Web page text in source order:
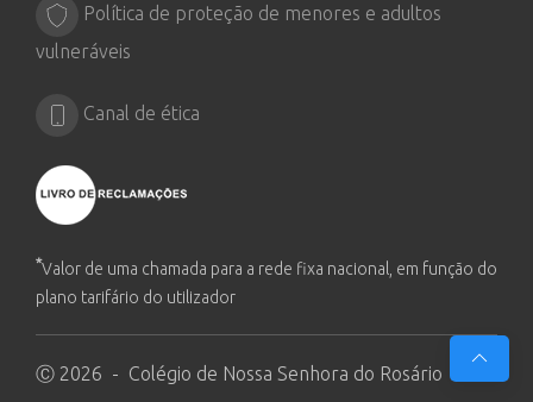
Política de proteção de menores e adultos
vulneráveis
Canal de ética
*Valor de uma chamada para a rede fixa nacional, em função do
plano tarifário do utilizador
Ⓒ 2026 - Colégio de Nossa Senhora do Rosário